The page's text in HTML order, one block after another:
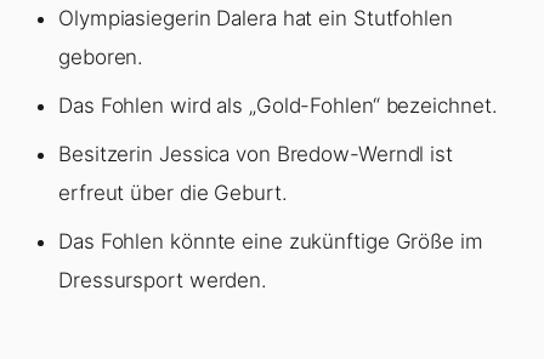
Olympiasiegerin Dalera hat ein Stutfohlen
geboren.
Das Fohlen wird als „Gold-Fohlen“ bezeichnet.
Besitzerin Jessica von Bredow-Werndl ist
erfreut über die Geburt.
Das Fohlen könnte eine zukünftige Größe im
Dressursport werden.